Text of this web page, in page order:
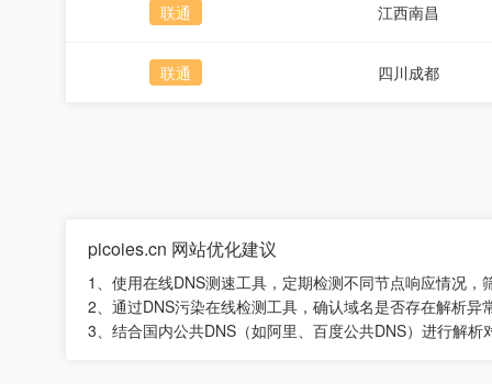
联通 江西南昌
联通 四川成都
picoies.cn 网站优化建议
1、使用在线DNS测速工具，定期检测不同节点响应情况，
2、通过DNS污染在线检测工具，确认域名是否存在解析异
3、结合国内公共DNS（如阿里、百度公共DNS）进行解析